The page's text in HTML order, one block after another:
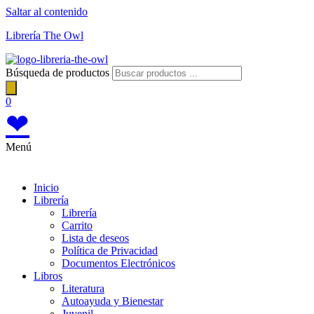
Saltar al contenido
Librería The Owl
Búsqueda de productos
0
❤
Menú
Inicio
Librería
Librería
Carrito
Lista de deseos
Política de Privacidad
Documentos Electrónicos
Libros
Literatura
Autoayuda y Bienestar